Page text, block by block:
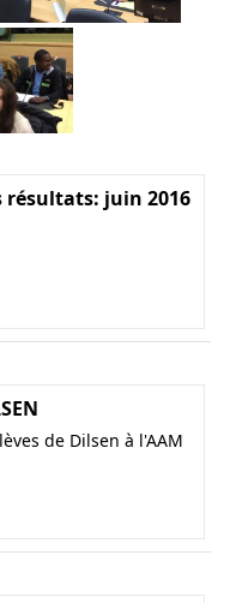
résultats: juin 2016
de Dilsen à l'AAM